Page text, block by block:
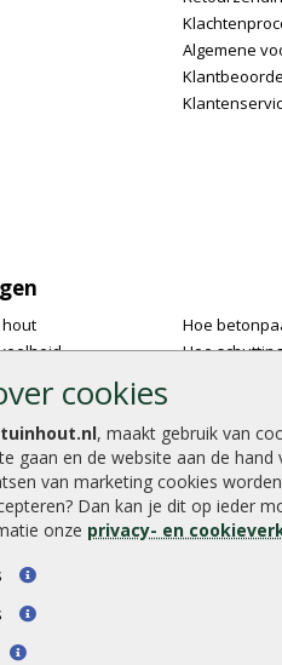
cookies
, maakt gebruik van
gaan en de website aan de
van marketing cookies
Dan kan je dit op ieder
onze privacy- en
Algemene
leggen
maken
Hoe
Hoe
Stijlvolle
Duurzame
Welke palen